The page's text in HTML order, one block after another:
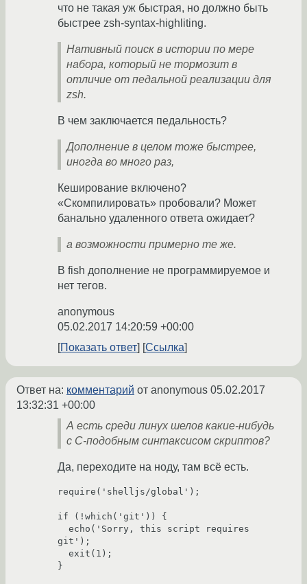
что не такая уж быстрая, но должно быть
быстрее zsh-syntax-highliting.
Нативный поиск в истории по мере
набора, который не тормозит в
отличие от педальной реализации для
zsh.
В чем заключается педальность?
Дополнение в целом тоже быстрее,
иногда во много раз,
Кеширование включено?
«Скомпилировать» пробовали? Может
банально удаленного ответа ожидает?
а возможности примерно те же.
В fish дополнение не программируемое и
нет тегов.
anonymous
05.02.2017 14:20:59 +00:00
Показать ответ
Ссылка
Ответ на: комментарий от anonymous 05.02.2017
13:32:31 +00:00
А есть среди линух шелов какие-нибудь
с C-подобным синтаксисом скриптов?
Да, переходите на ноду, там всё есть.
require('shelljs/global');
if (!which('git')) {
git');
  exit(1);
}